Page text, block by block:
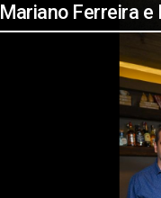
Mariano Ferreira e